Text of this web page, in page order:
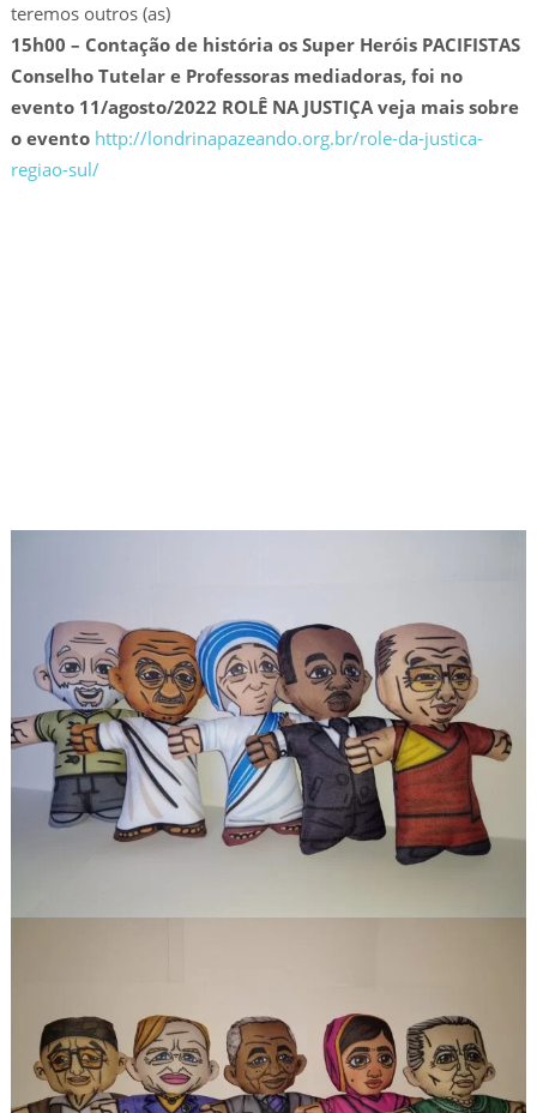
teremos outros (as)
15h00 – Contação de história os Super Heróis PACIFISTAS
Conselho Tutelar e Professoras mediadoras, foi no
evento 11/agosto/2022 ROLÊ NA JUSTIÇA veja mais sobre
o evento http://londrinapazeando.org.br/role-da-justica-
regiao-sul/